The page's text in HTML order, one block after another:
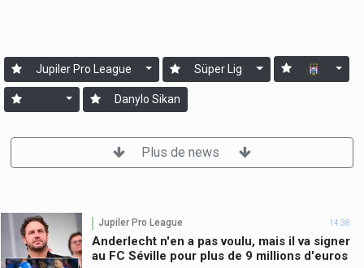
Jupiler Pro League Süper Lig
Danylo Sikan
Plus de news
Jupiler Pro League 14:38
Anderlecht n'en a pas voulu, mais il va signer
au FC Séville pour plus de 9 millions d'euros